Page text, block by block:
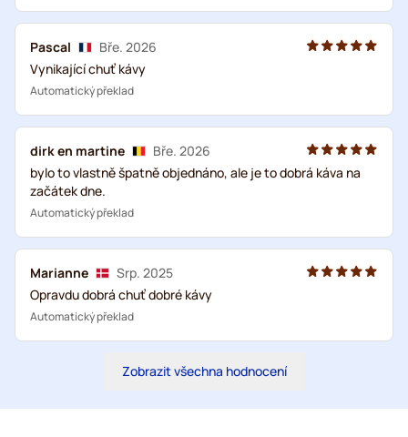
Pascal
Bře. 2026
Vynikající chuť kávy
Automatický překlad
dirk en martine
Bře. 2026
bylo to vlastně špatně objednáno, ale je to dobrá káva na
začátek dne.
Automatický překlad
Marianne
Srp. 2025
Opravdu dobrá chuť dobré kávy
Automatický překlad
Zobrazit všechna hodnocení